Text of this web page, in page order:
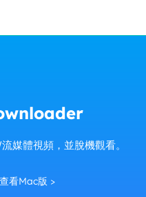
媒體視頻，並脫機觀看。
查看Mac版 >